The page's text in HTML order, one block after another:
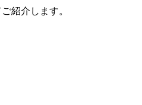
紹介します。